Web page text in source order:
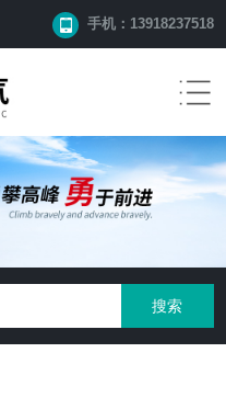
手机：13918237518